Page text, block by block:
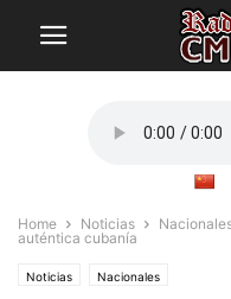
Home Noticias
auténtica cubanía
Noticias Nacionales